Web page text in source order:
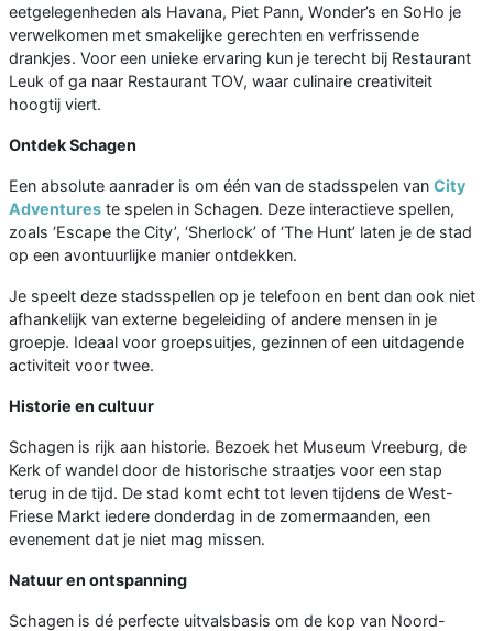
eetgelegenheden als Havana, Piet Pann, Wonder’s en SoHo je
verwelkomen met smakelijke gerechten en verfrissende
drankjes. Voor een unieke ervaring kun je terecht bij Restaurant
Leuk of ga naar Restaurant TOV, waar culinaire creativiteit
hoogtij viert.
Ontdek Schagen
Een absolute aanrader is om één van de stadsspelen van City
Adventures te spelen in Schagen. Deze interactieve spellen,
zoals ‘Escape the City’, ‘Sherlock’ of ‘The Hunt’ laten je de stad
op een avontuurlijke manier ontdekken.
Je speelt deze stadsspellen op je telefoon en bent dan ook niet
afhankelijk van externe begeleiding of andere mensen in je
groepje. Ideaal voor groepsuitjes, gezinnen of een uitdagende
activiteit voor twee.
Historie en cultuur
Schagen is rijk aan historie. Bezoek het Museum Vreeburg, de
Kerk of wandel door de historische straatjes voor een stap
terug in de tijd. De stad komt echt tot leven tijdens de West-
Friese Markt iedere donderdag in de zomermaanden, een
evenement dat je niet mag missen.
Natuur en ontspanning
Schagen is dé perfecte uitvalsbasis om de kop van Noord-